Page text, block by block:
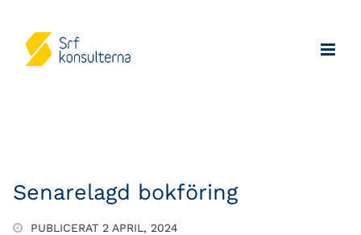
Senarelagd bokföring
PUBLICERAT 2 APRIL, 2024